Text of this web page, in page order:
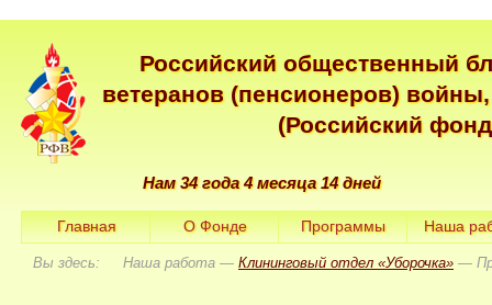
Российский общественный
ветеранов (пенсионеров)
(Российский
Нам 34 года 4 месяца 14 дней
Главная О Фонде Программы Наша
Вы здесь: Наша работа — Клининговый отдел «Уборочка» —